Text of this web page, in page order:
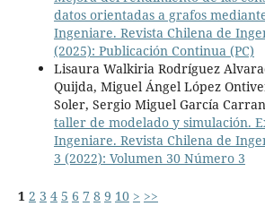
datos orientadas a grafos
Ingeniare. Revista Chilena de
(2025): Publicación Continua (PC)
Lisaura Walkiria Rodríguez
Quijda, Miguel Ángel López
Soler, Sergio Miguel García
taller de modelado y simulación.
Ingeniare. Revista Chilena de
3 (2022): Volumen 30 Número 3
1 2 3 4 5 6 7 8 9 10 > >>